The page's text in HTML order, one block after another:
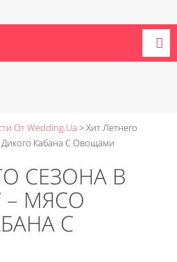
От Wedding.ua >Хит Летнего
Дикого Кабана С Овощами
СЕЗОНА В
– МЯСО
С